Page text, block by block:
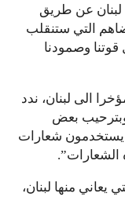
لبنان عن طريق
التي ستنقلب
قوتنا وصمودنا
الى لبنان، ندد
وبترحيب بعض
يستخدمون شعارات
الشعارات”.
منها لبنان،